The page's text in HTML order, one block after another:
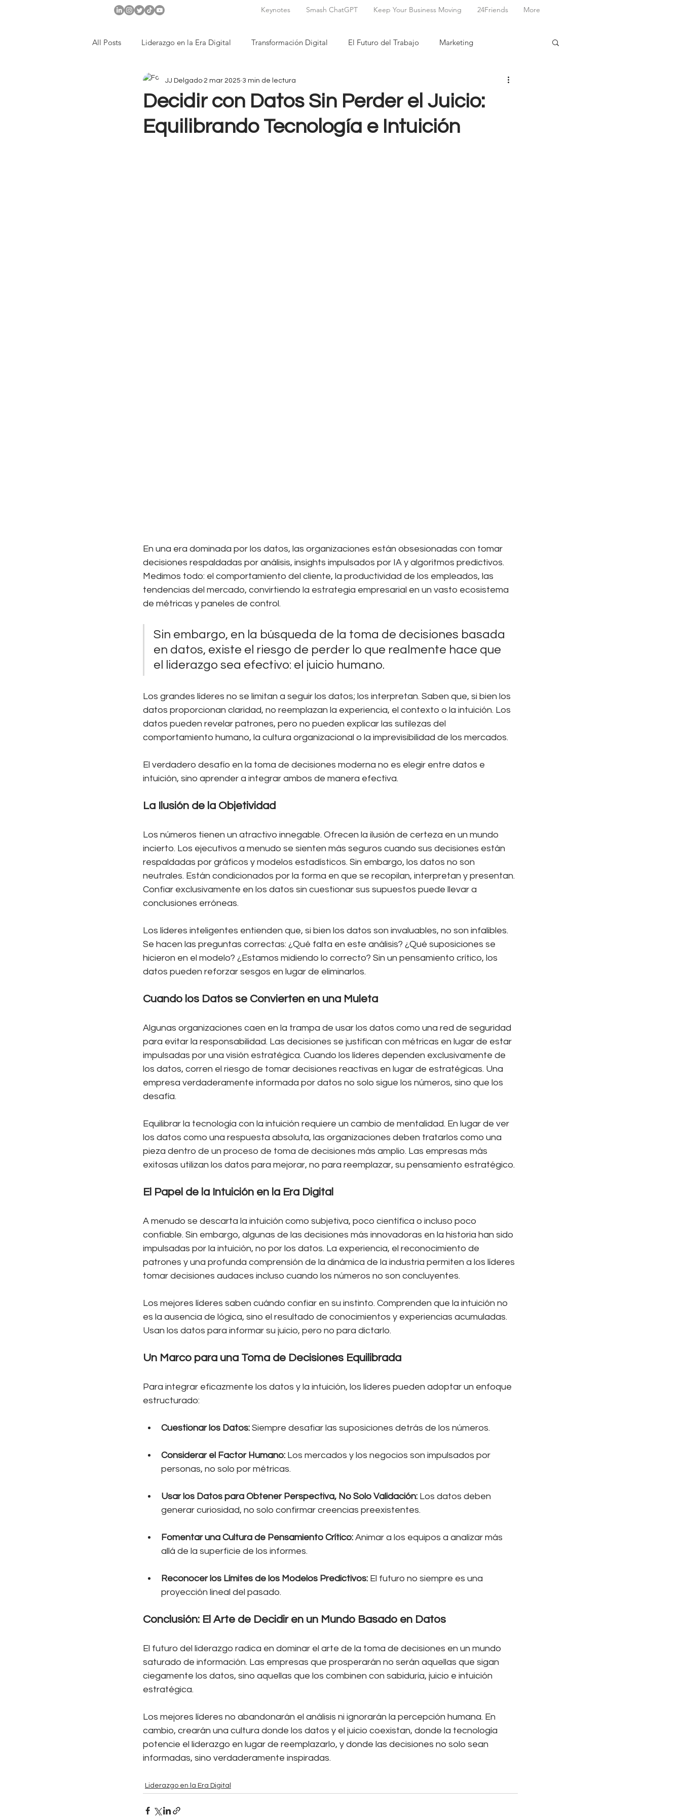
Keynotes Smash ChatGPT Keep Your Business Moving 24Friends More
All Posts Liderazgo en la Era Digital Transformación Digital El Futuro del Trabajo Marketing
Compañias con visión a largo-plazo
Decidir con Datos Sin Perder el Juicio:
Equilibrando Tecnología e Intuición
JJ Delgado 2 mar 2025 3 min de lectura
En una era dominada por los datos, las organizaciones están obsesionadas con tomar
decisiones respaldadas por análisis, insights impulsados por IA y algoritmos predictivos.
Medimos todo: el comportamiento del cliente, la productividad de los empleados, las
tendencias del mercado, convirtiendo la estrategia empresarial en un vasto ecosistema
de métricas y paneles de control.
Sin embargo, en la búsqueda de la toma de decisiones basada
en datos, existe el riesgo de perder lo que realmente hace que
el liderazgo sea efectivo: el juicio humano.
Los grandes líderes no se limitan a seguir los datos; los interpretan. Saben que, si bien los
datos proporcionan claridad, no reemplazan la experiencia, el contexto o la intuición. Los
datos pueden revelar patrones, pero no pueden explicar las sutilezas del
comportamiento humano, la cultura organizacional o la imprevisibilidad de los mercados.
El verdadero desafío en la toma de decisiones moderna no es elegir entre datos e
intuición, sino aprender a integrar ambos de manera efectiva.
La Ilusión de la Objetividad
Los números tienen un atractivo innegable. Ofrecen la ilusión de certeza en un mundo
incierto. Los ejecutivos a menudo se sienten más seguros cuando sus decisiones están
respaldadas por gráficos y modelos estadísticos. Sin embargo, los datos no son
neutrales. Están condicionados por la forma en que se recopilan, interpretan y presentan.
Confiar exclusivamente en los datos sin cuestionar sus supuestos puede llevar a
conclusiones erróneas.
Los líderes inteligentes entienden que, si bien los datos son invaluables, no son infalibles.
Se hacen las preguntas correctas: ¿Qué falta en este análisis? ¿Qué suposiciones se
hicieron en el modelo? ¿Estamos midiendo lo correcto? Sin un pensamiento crítico, los
datos pueden reforzar sesgos en lugar de eliminarlos.
Cuando los Datos se Convierten en una Muleta
Algunas organizaciones caen en la trampa de usar los datos como una red de seguridad
para evitar la responsabilidad. Las decisiones se justifican con métricas en lugar de estar
impulsadas por una visión estratégica. Cuando los líderes dependen exclusivamente de
los datos, corren el riesgo de tomar decisiones reactivas en lugar de estratégicas. Una
empresa verdaderamente informada por datos no solo sigue los números, sino que los
desafía.
Equilibrar la tecnología con la intuición requiere un cambio de mentalidad. En lugar de ver
los datos como una respuesta absoluta, las organizaciones deben tratarlos como una
pieza dentro de un proceso de toma de decisiones más amplio. Las empresas más
exitosas utilizan los datos para mejorar, no para reemplazar, su pensamiento estratégico.
El Papel de la Intuición en la Era Digital
A menudo se descarta la intuición como subjetiva, poco científica o incluso poco
confiable. Sin embargo, algunas de las decisiones más innovadoras en la historia han sido
impulsadas por la intuición, no por los datos. La experiencia, el reconocimiento de
patrones y una profunda comprensión de la dinámica de la industria permiten a los líderes
tomar decisiones audaces incluso cuando los números no son concluyentes.
Los mejores líderes saben cuándo confiar en su instinto. Comprenden que la intuición no
es la ausencia de lógica, sino el resultado de conocimientos y experiencias acumuladas.
Usan los datos para informar su juicio, pero no para dictarlo.
Un Marco para una Toma de Decisiones Equilibrada
Para integrar eficazmente los datos y la intuición, los líderes pueden adoptar un enfoque
estructurado:
Cuestionar los Datos: Siempre desafiar las suposiciones detrás de los números.
Considerar el Factor Humano: Los mercados y los negocios son impulsados por
personas, no solo por métricas.
Usar los Datos para Obtener Perspectiva, No Solo Validación: Los datos deben
generar curiosidad, no solo confirmar creencias preexistentes.
Fomentar una Cultura de Pensamiento Crítico: Animar a los equipos a analizar más
allá de la superficie de los informes.
Reconocer los Límites de los Modelos Predictivos: El futuro no siempre es una
proyección lineal del pasado.
Conclusión: El Arte de Decidir en un Mundo Basado en Datos
El futuro del liderazgo radica en dominar el arte de la toma de decisiones en un mundo
saturado de información. Las empresas que prosperarán no serán aquellas que sigan
ciegamente los datos, sino aquellas que los combinen con sabiduría, juicio e intuición
estratégica.
Los mejores líderes no abandonarán el análisis ni ignorarán la percepción humana. En
cambio, crearán una cultura donde los datos y el juicio coexistan, donde la tecnología
potencie el liderazgo en lugar de reemplazarlo, y donde las decisiones no solo sean
informadas, sino verdaderamente inspiradas.
Liderazgo en la Era Digital